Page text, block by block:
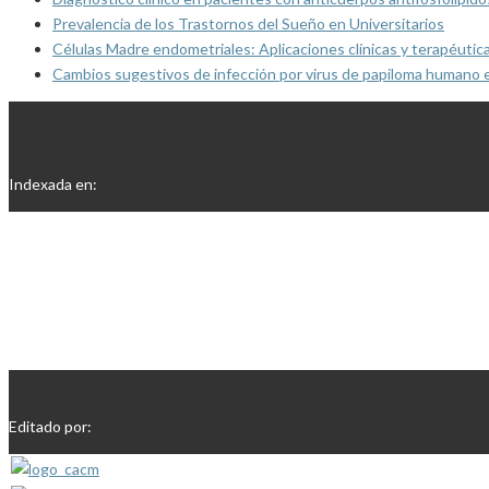
Prevalencia de los Trastornos del Sueño en Universitarios
Células Madre endometriales: Aplicaciones clínicas y
Cambios sugestivos de infección por virus de papiloma
Indexada en:
Editado por: